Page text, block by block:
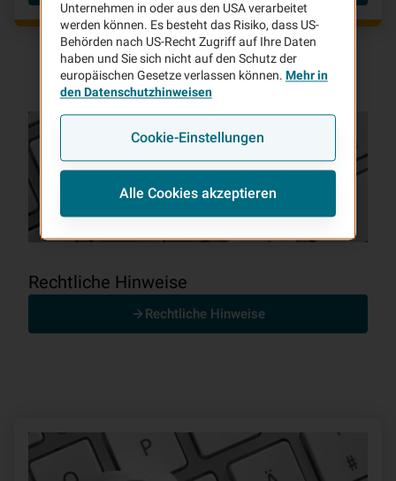
Rechtliche Hinweise
Rechtliche Hinweise
Unternehmen in oder aus den USA verarbeitet
werden können. Es besteht das Risiko, dass US-
Behörden nach US-Recht Zugriff auf Ihre Daten
haben und Sie sich nicht auf den Schutz der
europäischen Gesetze verlassen können. Mehr in
den Datenschutzhinweisen
Cookie-Einstellungen
Alle Cookies akzeptieren